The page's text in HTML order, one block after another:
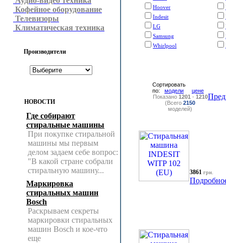
Кофейное оборудование
Телевизоры
Климатическая техника
Производители
НОВОСТИ
Где собирают
стиральные машины
При покупке стиральной
машины мы первым
делом задаем себе вопрос:
"В какой стране собрали
стиральную машину...
Маркировка
стиральных машин
Bosch
Раскрываем секреты
маркировки стиральных
машин Bosch и кое-что
еще
Hoover
Indesit
LG
Samsung
Whirlpool
Сортировать
по: модели
цене
Показано 1201 - 1210
(Всего 2150
моделей)
3861 грн.